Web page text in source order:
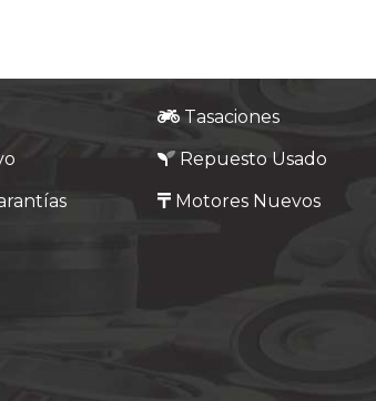
Tasaciones
Repuesto Usado
Motores Nuevos